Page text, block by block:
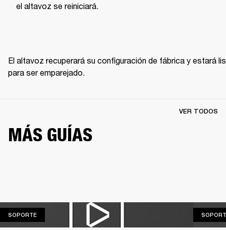
el altavoz se reiniciará.
El altavoz recuperará su configuración de fábrica y estará
para ser emparejado.
MÁS GUÍAS
VER TODOS
SOPORTESOPORTE